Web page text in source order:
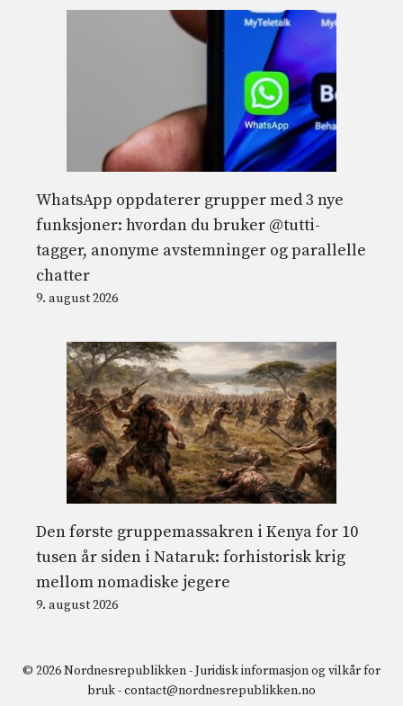
WhatsApp oppdaterer grupper med 3 nye
funksjoner: hvordan du bruker @tutti-
tagger, anonyme avstemninger og parallelle
chatter
9. august 2026
Den første gruppemassakren i Kenya for 10
tusen år siden i Nataruk: forhistorisk krig
mellom nomadiske jegere
9. august 2026
© 2026 Nordnesrepublikken -Juridisk informasjon og vilkår for
bruk-contact@nordnesrepublikken.no